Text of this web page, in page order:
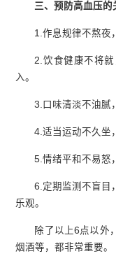
三、预防高血压的
1.作息规律不熬夜
2.饮食健康不将
入。
3.口味清淡不油腻
4.适当运动不久坐
5.情绪平和不易怒
6.定期监测不盲目
乐观。
除了以上6点以外
烟酒等，都非常重要。